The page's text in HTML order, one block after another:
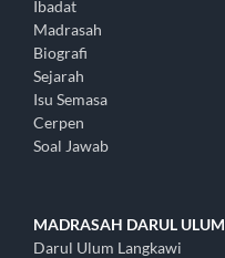
Ibadat
Madrasah
Biografi
Sejarah
Isu Semasa
Cerpen
Soal Jawab
MADRASAH DARUL ULUM
Darul Ulum Langkawi